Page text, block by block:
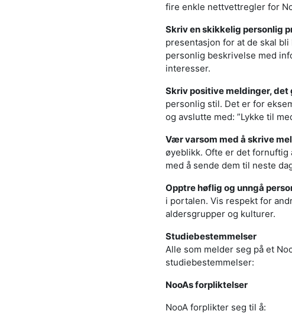
fire enkle nettvettregler for
Skriv en skikkelig personlig
presentasjon for at de skal
personlig beskrivelse med
interesser.
Skriv positive meldinger, det
personlig stil. Det er for
og avslutte med: ”Lykke til
Vær varsom med å skrive
øyeblikk. Ofte er det fornuftig
med å sende dem til neste
Opptre høflig og unngå
i portalen. Vis respekt for
aldersgrupper og kulturer.
Studiebestemmelser
Alle som melder seg på et
studiebestemmelser:
NooAs forpliktelser
NooA forplikter seg til å: